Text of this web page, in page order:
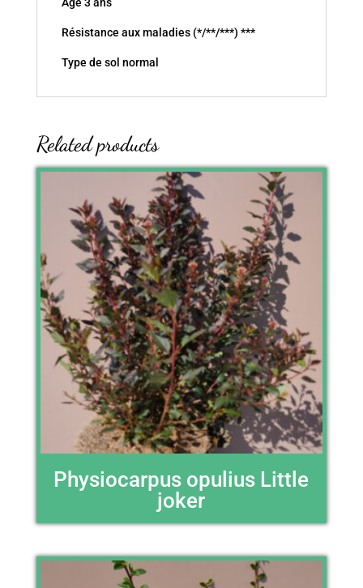
Résistance aux maladies (*/**/***) ***
Type de sol normal
Related products
Physiocarpus opulius Little
joker